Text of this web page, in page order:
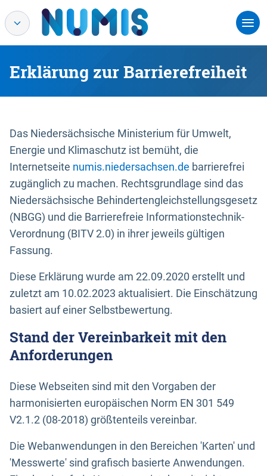
Erklärung zur Barrierefreiheit
Das Niedersächsische Ministerium für Umwelt,
Energie und Klimaschutz ist bemüht, die
Internetseite numis.niedersachsen.de barrierefrei
zugänglich zu machen. Rechtsgrundlage sind das
Niedersächsische Behindertengleichstellungsgesetz
(NBGG) und die Barrierefreie Informationstechnik-
Verordnung (BITV 2.0) in ihrer jeweils gültigen
Fassung.
Diese Erklärung wurde am 22.09.2020 erstellt und
zuletzt am 10.02.2023 aktualisiert. Die Einschätzung
basiert auf einer Selbstbewertung.
Stand der Vereinbarkeit mit den
Anforderungen
Diese Webseiten sind mit den Vorgaben der
harmonisierten europäischen Norm EN 301 549
V2.1.2 (08-2018) größtenteils vereinbar.
Die Webanwendungen in den Bereichen 'Karten' und
'Messwerte' sind grafisch basierte Anwendungen.